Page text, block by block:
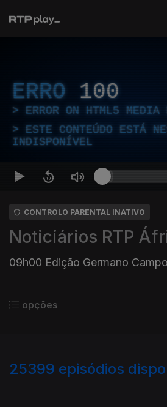
ERRO 100
ERROR ON HTML5 MEDIA
ESTE CONTEÚDO ESTÁ
INDISPONÍVEL
CONTROLO PARENTAL INATIVO
Noticiários RTP
09h00 Edição Germano
opções
25399 episódios